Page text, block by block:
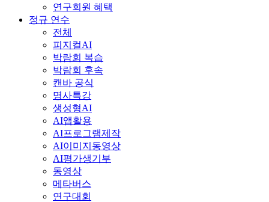
연구회원 혜택
정규 연수
전체
피지컬AI
박람회 복습
박람회 후속
캔바 공식
명사특강
생성형AI
AI앱활용
AI프로그램제작
AI이미지동영상
AI평가생기부
동영상
메타버스
연구대회